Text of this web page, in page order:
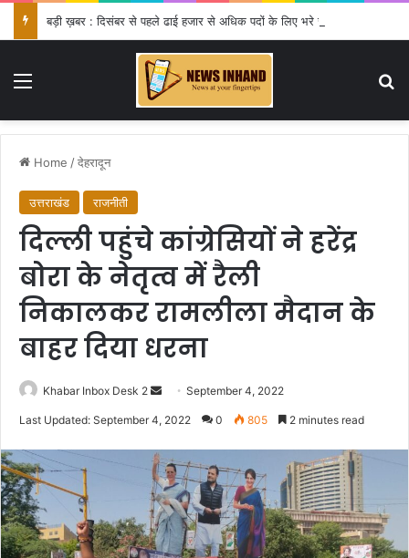
बड़ी ख़बर : दिसंबर से पहले ढाई हजार से अधिक पदों के लिए भरे जाएंगे फार्म
Menu
Home /देहरादून
उत्तराखंड राजनीती
दिल्ली पहुंचे कांग्रेसियों ने हरेंद्र
बोरा के नेतृत्व में रैली
निकालकर रामलीला मैदान के
बाहर दिया धरना
Khabar Inbox Desk 2
SendSeptember 4, 2022
Last Updated: September 4, 2022 0 805 2 minutes read